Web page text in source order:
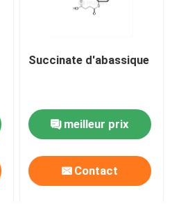
Succinate d'abassique
meilleur prix
Contact